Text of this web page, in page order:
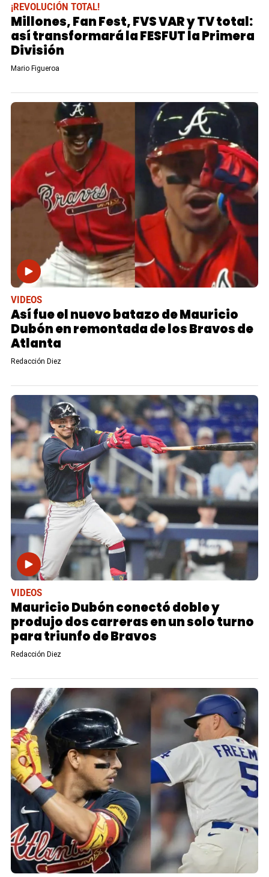
¡REVOLUCIÓN TOTAL!
Millones, Fan Fest, FVS VAR y TV total:
así transformará la FESFUT la Primera
División
Mario Figueroa
VIDEOS
Así fue el nuevo batazo de Mauricio
Dubón en remontada de los Bravos de
Atlanta
Redacción Diez
VIDEOS
Mauricio Dubón conectó doble y
produjo dos carreras en un solo turno
para triunfo de Bravos
Redacción Diez